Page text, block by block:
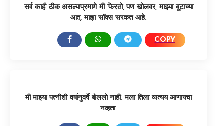
सर्व काही ठीक असल्याप्रमाणे मी फिरतो, पण खोलवर, माझ्या बुटाच्या
आत, माझा सॉक्स सरकत आहे.
COPY
मी माझ्या पत्नीशी वर्षानुवर्षे बोललो नाही. मला तिला व्यत्यय आणायचा
नव्हता.